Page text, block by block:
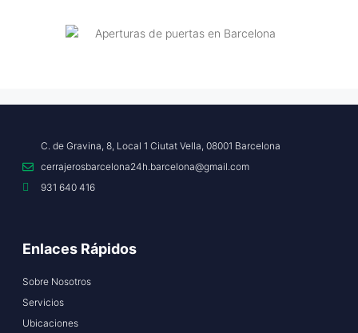
C. de Gravina, 8, Local 1 Ciutat Vella, 08001 Barcelona
cerrajerosbarcelona24h.barcelona@gmail.com
931 640 416
Enlaces Rápidos
Sobre Nosotros
Servicios
Ubicaciones